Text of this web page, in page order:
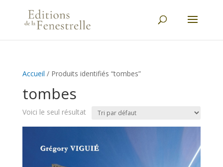
Accueil / Produits identifiés “tombes”
tombes
Voici le seul résultat